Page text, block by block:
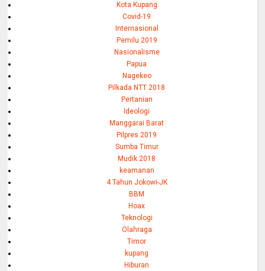
Kota Kupang
Covid-19
Internasional
Pemilu 2019
Nasionalisme
Papua
Nagekeo
Pilkada NTT 2018
Pertanian
Ideologi
Manggarai Barat
Pilpres 2019
Sumba Timur
Mudik 2018
keamanan
4 Tahun Jokowi-JK
BBM
Hoax
Teknologi
Olahraga
Timor
kupang
Hiburan